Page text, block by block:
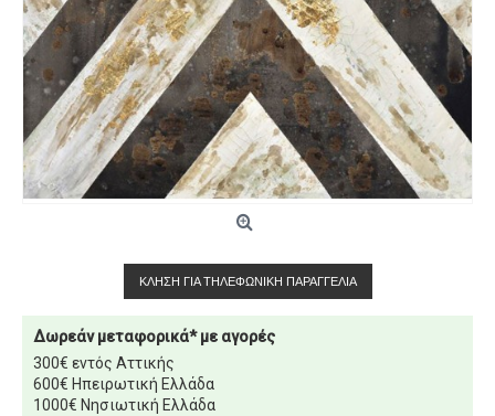
ΚΛΉΣΗ ΓΙΑ ΤΗΛΕΦΩΝΙΚΉ ΠΑΡΑΓΓΕΛΊΑ
Δωρεάν μεταφορικά* με αγορές
300€ εντός Αττικής
600€ Ηπειρωτική Ελλάδα
1000€ Νησιωτική Ελλάδα